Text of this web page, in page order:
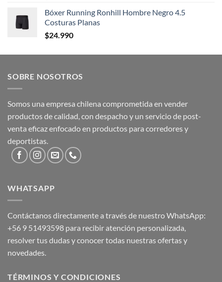
Bóxer Running Ronhill Hombre Negro 4.5
Costuras Planas
$24.990
SOBRE NOSOTROS
Somos una empresa chilena comprometida en vender
productos de calidad, con despacho y un servicio de post-
venta eficaz enfocado en productos para corredores y
deportistas.
WHATSAPP
Contáctanos directamente a través de nuestro WhatsApp:
+56 9 51493598 para recibir atención personalizada,
resolver tus dudas y conocer todas nuestras ofertas y
novedades.
TÉRMINOS Y CONDICIONES